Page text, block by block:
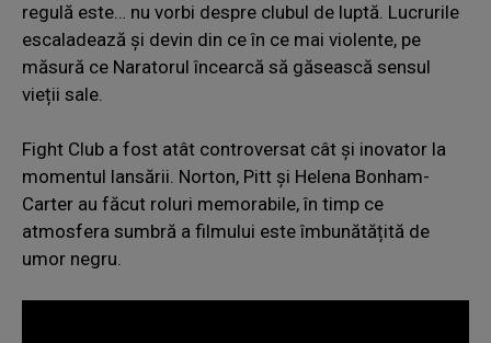
regulă este… nu vorbi despre clubul de luptă. Lucrurile
escaladează și devin din ce în ce mai violente, pe
măsură ce Naratorul încearcă să găsească sensul
vieții sale.
Fight Club a fost atât controversat cât și inovator la
momentul lansării. Norton, Pitt și Helena Bonham-
Carter au făcut roluri memorabile, în timp ce
atmosfera sumbră a filmului este îmbunătățită de
umor negru.